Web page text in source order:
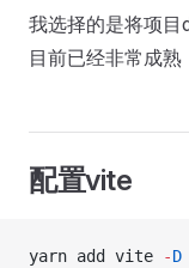
我选择的是将项
目前已经非常成熟
配置vite
yarn add vite -D